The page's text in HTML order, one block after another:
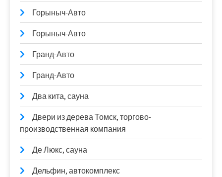
Горыныч-Авто
Горыныч-Авто
Гранд-Авто
Гранд-Авто
Два кита, сауна
Двери из дерева Томск, торгово-
производственная компания
Де Люкс, сауна
Дельфин, автокомплекс